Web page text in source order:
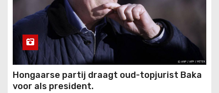
Hongaarse partij draagt oud-topjurist Baka
voor als president.